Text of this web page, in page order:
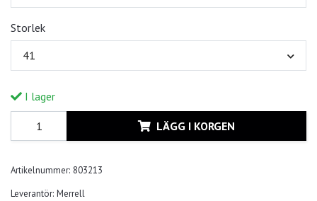
Storlek
41
I lager
LÄGG I KORGEN
Artikelnummer: 803213
Leverantör: Merrell